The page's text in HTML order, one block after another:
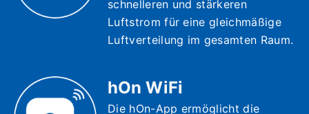
schnelleren und stärkeren
Luftstrom für eine gleichmäßige
Luftverteilung im gesamten Raum.
hOn WiFi
Die hOn-App ermöglicht die